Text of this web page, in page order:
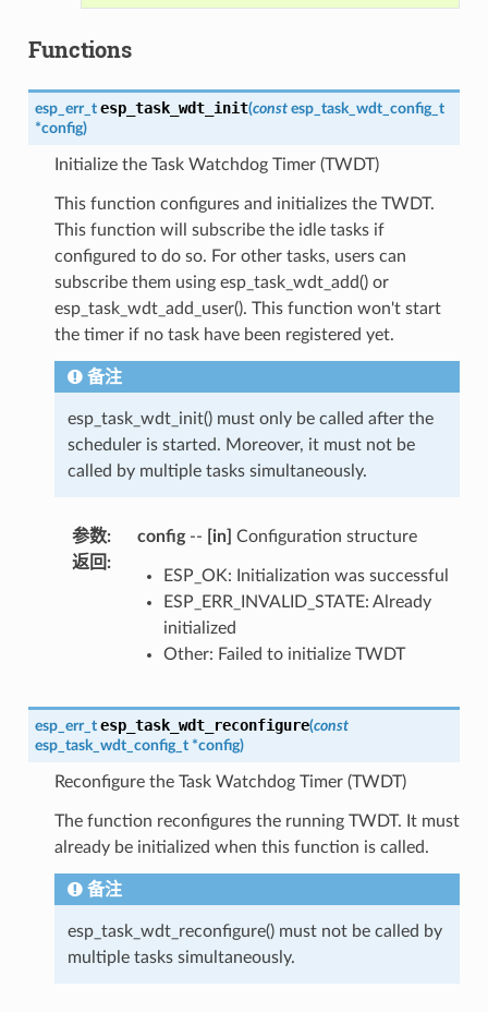
Functions
esp_err_t esp_task_wdt_init(const esp_task_wdt_config_t
*config)
Initialize the Task Watchdog Timer (TWDT)
This function configures and initializes the TWDT.
This function will subscribe the idle tasks if
configured to do so. For other tasks, users can
subscribe them using esp_task_wdt_add() or
esp_task_wdt_add_user(). This function won't start
the timer if no task have been registered yet.
备注
esp_task_wdt_init() must only be called after the
scheduler is started. Moreover, it must not be
called by multiple tasks simultaneously.
参数: config-- [in] Configuration structure
返回 :
ESP_OK: Initialization was successful
ESP_ERR_INVALID_STATE: Already
initialized
Other: Failed to initialize TWDT
esp_err_t esp_task_wdt_reconfigure(const
esp_task_wdt_config_t *config)
Reconfigure the Task Watchdog Timer (TWDT)
The function reconfigures the running TWDT. It must
already be initialized when this function is called.
备注
esp_task_wdt_reconfigure() must not be called by
multiple tasks simultaneously.